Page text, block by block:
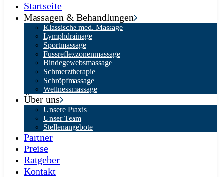
Startseite
Massagen & Behandlungen
Klassische med. Massage
Lymphdrainage
Sportmassage
Fussreflexzonenmassage
Bindegewebsmassage
Schmerztherapie
Schröpfmassage
Wellnessmassage
Über uns
Unsere Praxis
Unser Team
Stellenangebote
Partner
Preise
Ratgeber
Kontakt